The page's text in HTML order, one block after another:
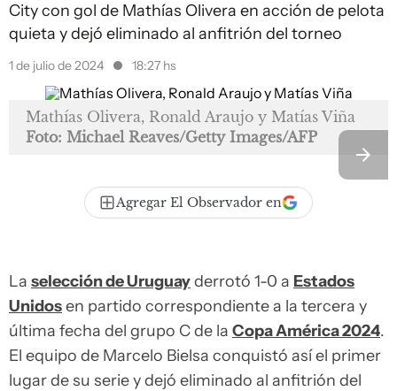
City con gol de Mathías Olivera en acción de pelota
quieta y dejó eliminado al anfitrión del torneo
1 de julio de 2024 18:27 hs
Mathías Olivera, Ronald Araujo y Matías Viña
Foto: Michael Reaves/Getty Images/AFP
Agregar El Observador en
La selección de Uruguayderrotó 1-0 a Estados
Unidosen partido correspondiente a la tercera y
última fecha del grupo C de la Copa América 2024.
El equipo de Marcelo Bielsa conquistó así el primer
lugar de su serie y dejó eliminado al anfitrión del